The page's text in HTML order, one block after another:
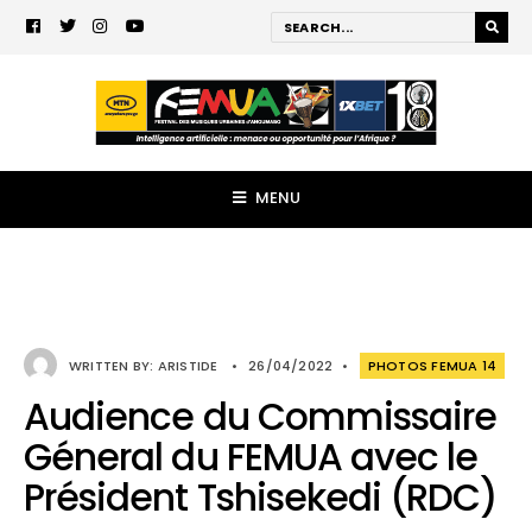
MENU
WRITTEN BY: ARISTIDE • 26/04/2022 • PHOTOS FEMUA 14
Audience du Commissaire
Géneral du FEMUA avec le
Président Tshisekedi (RDC)